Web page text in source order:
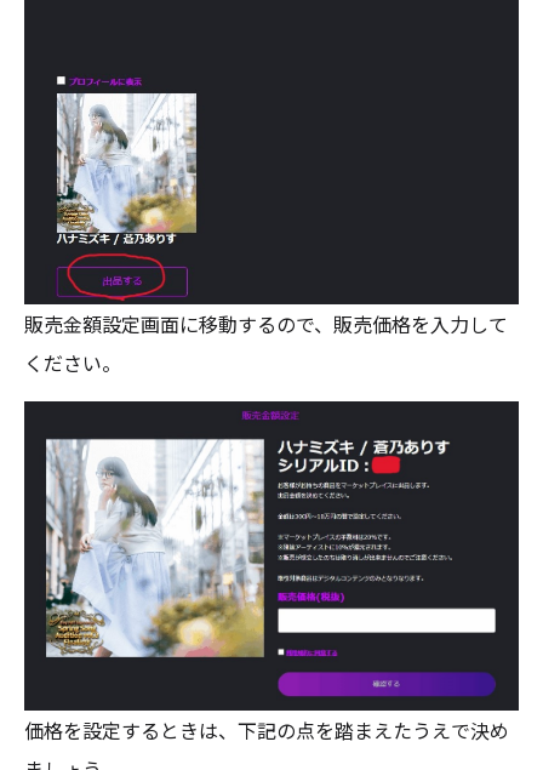
販売金額設定画面に移動するので、販売価格を入力して
ください。
価格を設定するときは、下記の点を踏まえたうえで決め